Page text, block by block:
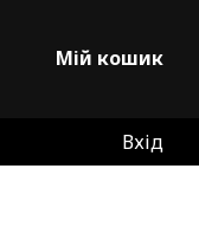
Мій кошик
Вхід